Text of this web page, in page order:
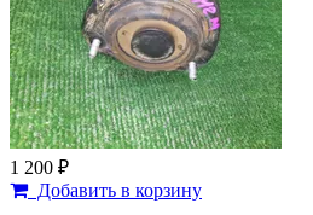
1 200 ₽
Добавить в корзину